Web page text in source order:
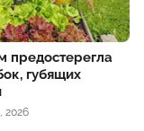
предостерегла
губящих
2026